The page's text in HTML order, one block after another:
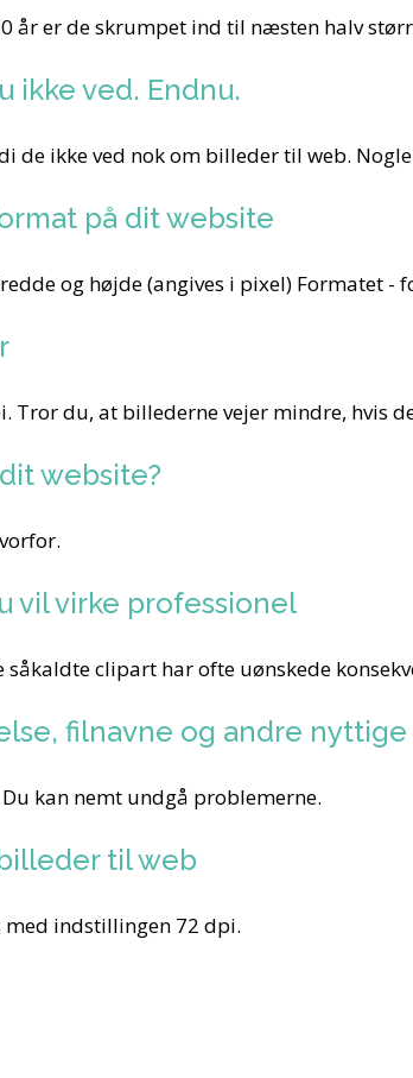
er de skrumpet ind til næsten halv
ikke ved. Endnu.
de ikke ved nok om billeder til web.
på dit website
og højde (angives i pixel) Formatet -
du, at billederne vejer mindre, hvis
website?
vil virke professionel
clipart har ofte uønskede
filnavne og andre
kan nemt undgå problemerne.
til web
med indstillingen 72 dpi.